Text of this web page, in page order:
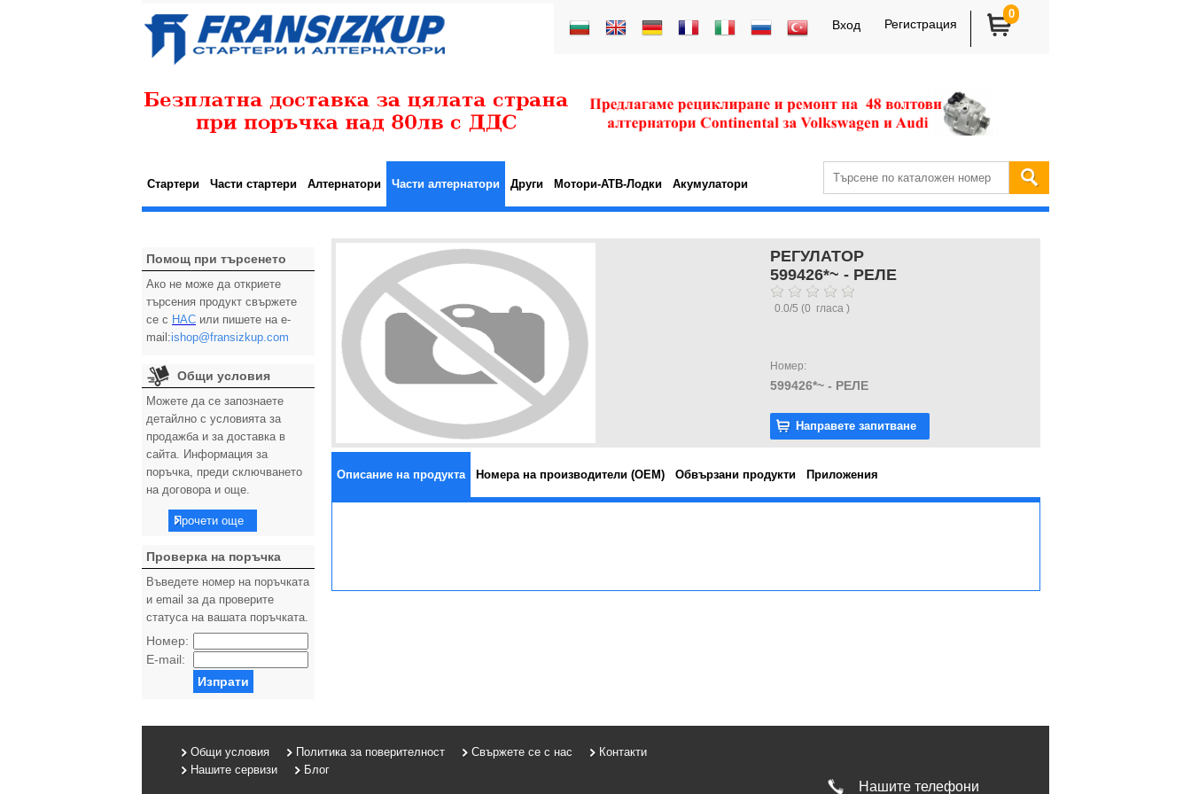
Вход Регистрация
0
Стартери Части стартери Алтернатори Части алтернатори Други Мотори-АТВ-Лодки Акумулатори
Помощ при търсенето
Ако не може да откриете
търсения продукт свържете
се с НАС или пишете на e-
mail:ishop@fransizkup.com
Общи условия
Можете да се запознаете
детайлно с условията за
продажба и за доставка в
сайта. Информация за
поръчка, преди сключването
на договора и още.
Прочети още
Проверка на поръчка
Въведете номер на поръчката
и email за да проверите
статуса на вашата поръчката.
Номер:
E-mail:
Изпрати
РЕГУЛАТОР
599426*~ - РЕЛЕ
0.0/5 (0 гласа )
Номер:
599426*~ - РЕЛЕ
Направете запитване
Описание на продукта Номера на производители (OEM) Обвързани продукти Приложения
Общи условия Политика за поверителност Свържете се с нас
Контакти
Нашите сервизи
Блог
Нашите телефони